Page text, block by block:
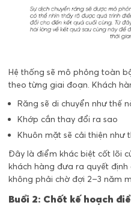
Hệ thống sẽ mô phỏng toàn
theo từng giai đoạn. Khách
Răng sẽ di chuyển như thế
Khớp cắn thay đổi ra sao
Khuôn mặt sẽ cải thiện như
Đây là điểm khác biệt cốt lõi
khách hàng đưa ra quyết
không phải chờ đợi 2–3 năm
Buổi 2: Chốt kế hoạch